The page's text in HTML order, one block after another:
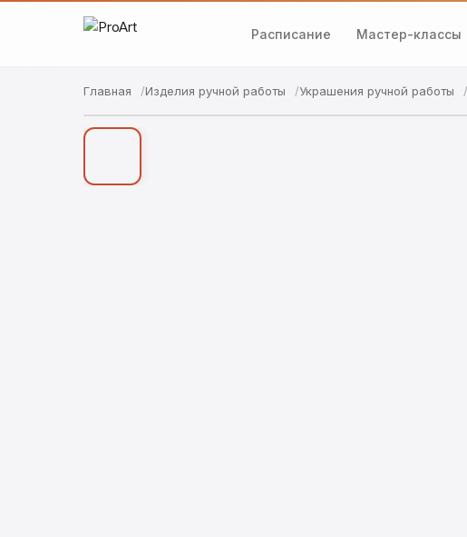
Расписание Мастер-классы
Главная Изделия ручной работы Украшения ручной работы